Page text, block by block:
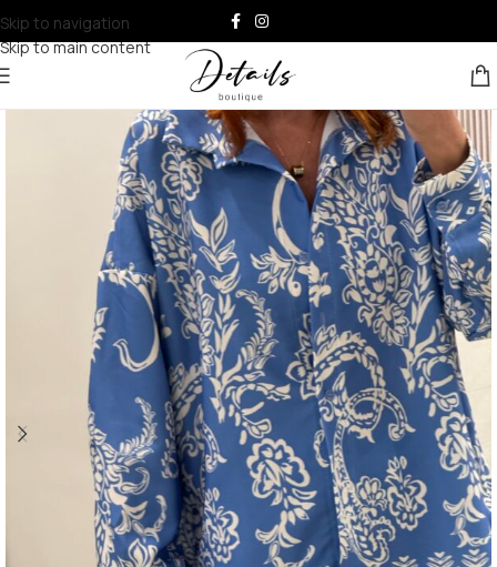
Skip to navigation
Skip to main content